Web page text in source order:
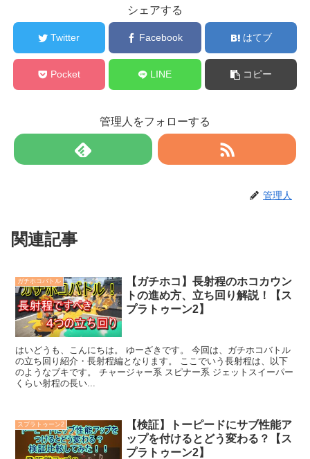
シェアする
Twitter Facebook はてブ
Pocket LINE コピー
管理人をフォローする
管理人
関連記事
ガチホコバトル
【ガチホコ】長射程のホコカウン
トの進め方、立ち回り解説！【ス
プラトゥーン2】
はいどうも、こんにちは。 ゆーざきです。 今回は、ガチホコバトル
の立ち回り紹介・長射程編となります。 ここでいう長射程は、以下
のようなブキです。 チャージャー系 スピナー系 ジェットスイーパー
くらい射程の長い...
スプラトゥーン2
【検証】トーピードにサブ性能ア
ップを付けるとどう変わる？【ス
プラトゥーン2】